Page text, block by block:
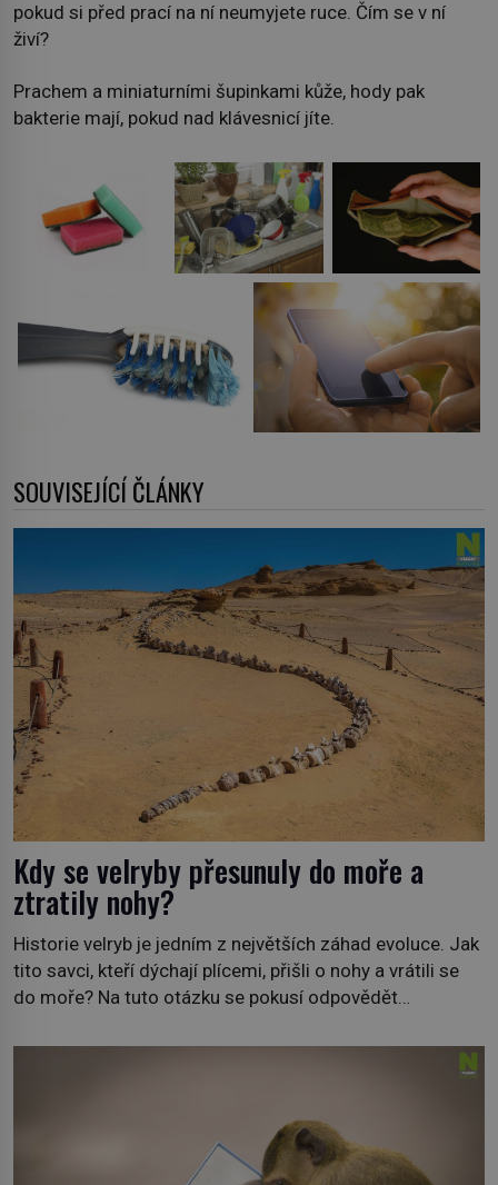
pokud si před prací na ní neumyjete ruce. Čím se v ní
živí?
Prachem a miniaturními šupinkami kůže, hody pak
bakterie mají, pokud nad klávesnicí jíte.
SOUVISEJÍCÍ ČLÁNKY
Kdy se velryby přesunuly do moře a
ztratily nohy?
Historie velryb je jedním z největších záhad evoluce. Jak
tito savci, kteří dýchají plícemi, přišli o nohy a vrátili se
do moře? Na tuto otázku se pokusí odpovědět
premiéru ve čtvrtek 29. února ve 20:00 na televizní